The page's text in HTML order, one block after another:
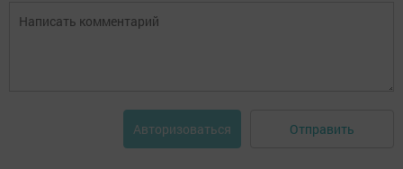
Авторизоваться Отправить